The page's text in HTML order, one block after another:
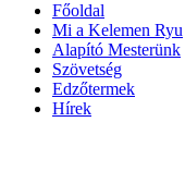
Főoldal
Mi a Kelemen Ryu
Alapító Mesterünk
Szövetség
Edzőtermek
Hírek